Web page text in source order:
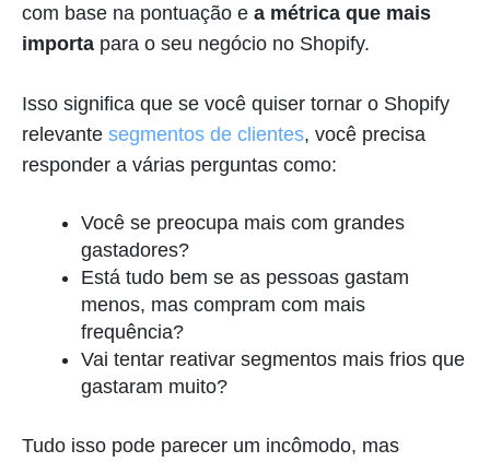
com base na pontuação e a métrica que mais
importa para o seu negócio no Shopify.
Isso significa que se você quiser tornar o Shopify
relevante segmentos de clientes, você precisa
responder a várias perguntas como:
Você se preocupa mais com grandes
gastadores?
Está tudo bem se as pessoas gastam
menos, mas compram com mais
frequência?
Vai tentar reativar segmentos mais frios que
gastaram muito?
Tudo isso pode parecer um incômodo, mas